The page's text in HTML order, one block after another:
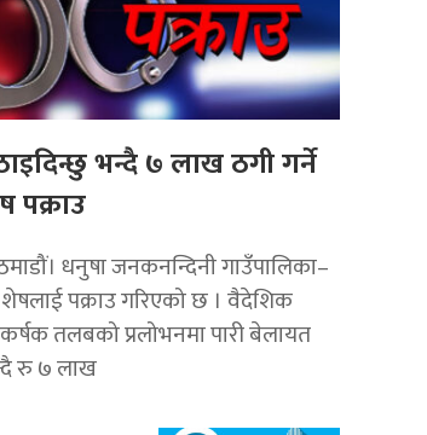
भन्दै ७ लाख ठगी गर्ने
पक्राउ
धनुषा जनकनन्दिनी गाउँपालिका–
पक्राउ गरिएको छ । वैदेशिक
तलबको प्रलोभनमा पारी बेलायत
रु ७ लाख